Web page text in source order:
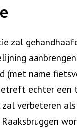
zal
(met name
echter een
verbeteren